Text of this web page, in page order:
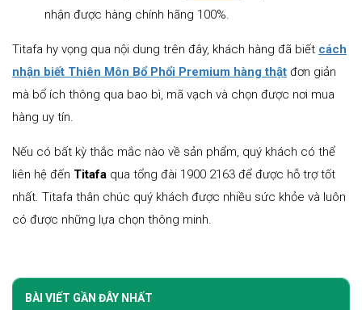
nhận được hàng chính hãng 100%.
Titafa hy vọng qua nội dung trên đây, khách hàng đã biết cách
nhận biết Thiên Môn Bổ Phổi Premium hàng thật đơn giản
mà bổ ích thông qua bao bì, mã vạch và chọn được nơi mua
hàng uy tín.
Nếu có bất kỳ thắc mắc nào về sản phẩm, quý khách có thể
liên hệ đến Titafa qua tổng đài 1900 2163 để được hỗ trợ tốt
nhất. Titafa thân chúc quý khách được nhiều sức khỏe và luôn
có được những lựa chọn thông minh.
BÀI VIẾT GẦN ĐÂY NHẤT